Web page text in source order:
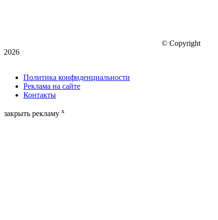
© Copyright
2026
Политика конфиденциальности
Реклама на сайте
Контакты
закрыть рекламу x